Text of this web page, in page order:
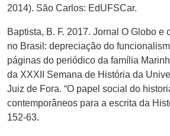
2014). São Carlos: EdUFSCar.
Baptista, B. F. 2017. Jornal O Globo e
no Brasil: depreciação do
páginas do periódico da família
da XXXII Semana de História da
Juiz de Fora. “O papel social do
contemporâneos para a escrita da
152-63.